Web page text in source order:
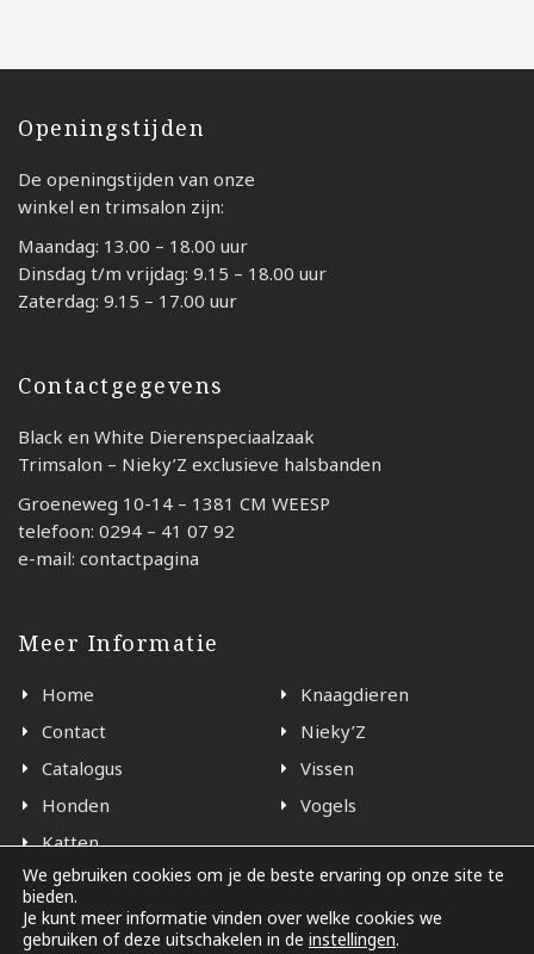
Openingstijden
De openingstijden van onze
winkel en trimsalon zijn:
Maandag: 13.00 – 18.00 uur
Dinsdag t/m vrijdag: 9.15 – 18.00 uur
Zaterdag: 9.15 – 17.00 uur
Contactgegevens
Black en White Dierenspeciaalzaak
Trimsalon – Nieky’Z exclusieve halsbanden
Groeneweg 10-14 – 1381 CM WEESP
telefoon: 0294 – 41 07 92
e-mail: contactpagina
Meer Informatie
Home
Contact
Catalogus
Honden
Katten
Knaagdieren
Nieky’Z
Vissen
Vogels
© 2026 - Black en White Weesp
We gebruiken cookies om je de beste ervaring op onze site te
bieden.
Je kunt meer informatie vinden over welke cookies we
gebruiken of deze uitschakelen in de instellingen.